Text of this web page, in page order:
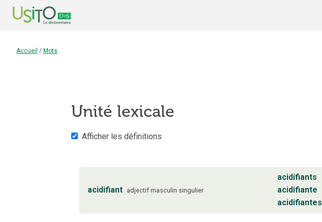
Accueil / Mots
Unité lexicale
Afficher les définitions
acidifiant adjectif masculin singulier
acidifiants
acidifiante
acidifiantes